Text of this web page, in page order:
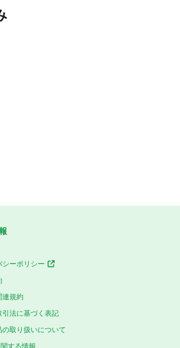
シーポリシー
連規約
引法に基づく表記
の取り扱いについて
する情報